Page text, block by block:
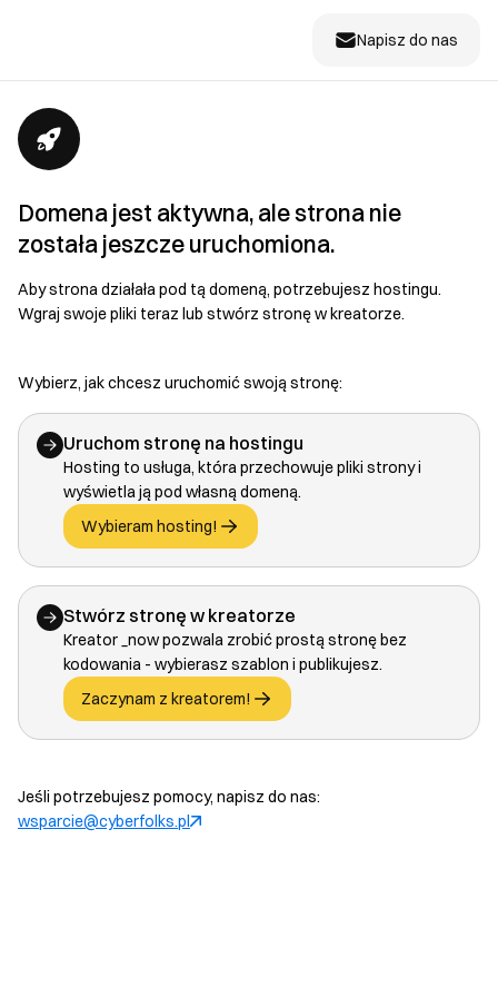
Napisz do nas
Domena jest aktywna, ale strona nie
została jeszcze uruchomiona.
Aby strona działała pod tą domeną, potrzebujesz hostingu.
Wgraj swoje pliki teraz lub stwórz stronę w kreatorze.
Wybierz, jak chcesz uruchomić swoją stronę:
Uruchom stronę na hostingu
Hosting to usługa, która przechowuje pliki strony i
wyświetla ją pod własną domeną.
Wybieram hosting!
Stwórz stronę w kreatorze
Kreator _now pozwala zrobić prostą stronę bez
kodowania - wybierasz szablon i publikujesz.
Zaczynam z kreatorem!
Jeśli potrzebujesz pomocy, napisz do nas:
wsparcie@cyberfolks.pl